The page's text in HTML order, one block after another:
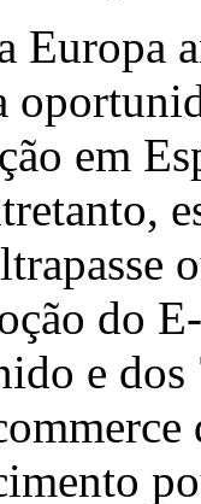
Europa
em
do
e dos